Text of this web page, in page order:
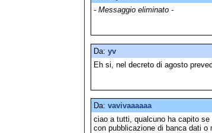
- Messaggio eliminato -
Da: yv
Eh si, nel decreto di agosto
Da: vavivaaaaaa
ciao a tutti, qualcuno ha capito
con pubblicazione di banca dati o